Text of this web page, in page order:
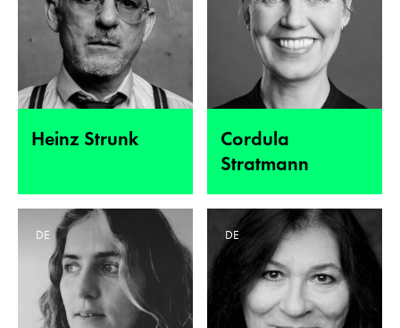
Heinz Strunk
Cordula
Stratmann
DE DE